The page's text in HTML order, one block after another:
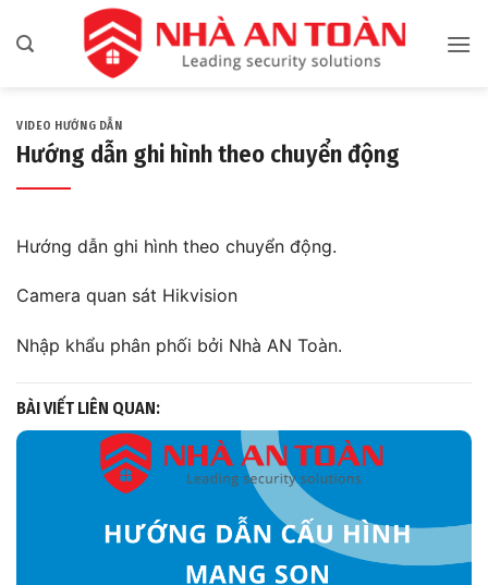
qua
VIDEO HƯỚNG DẪN
Hướng dẫn ghi hình theo chuyển động
Hướng dẫn ghi hình theo chuyển động.
Camera quan sát Hikvision
Nhập khẩu phân phối bởi Nhà AN Toàn.
BÀI VIẾT LIÊN QUAN: